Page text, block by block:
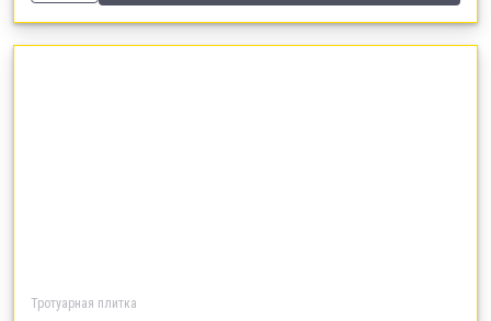
Тротуарная плитка